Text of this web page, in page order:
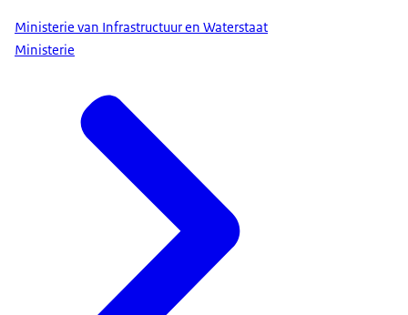
Ministerie van Infrastructuur en Waterstaat
Ministerie